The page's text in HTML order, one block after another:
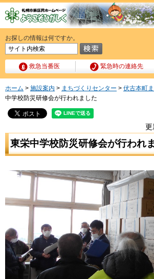
お探しの情報は何ですか。
救急当番医 緊急時の連絡先
ホーム > 施設案内 > まちづくりセンター > 伏古本町
中学校防災研修会が行われました
更
東栄中学校防災研修会が行われ